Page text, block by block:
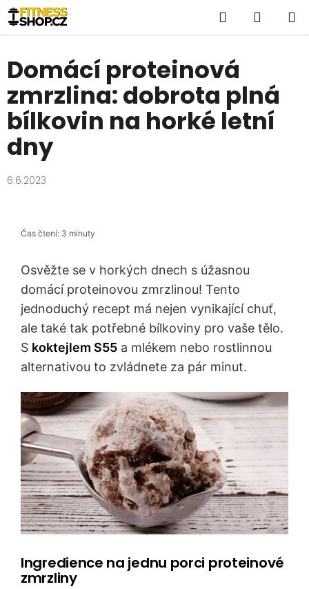
Přejít
na
obsah
Hledat
KOŠÍK
Domácí proteinová
zmrzlina: dobrota plná
bílkovin na horké letní
dny
6.6.2023
Čas čtení: 3 minuty
Osvěžte se v horkých dnech s úžasnou
domácí proteinovou zmrzlinou! Tento
jednoduchý recept má nejen vynikající chuť,
ale také tak potřebné bílkoviny pro vaše tělo.
S koktejlem S55 a mlékem nebo rostlinnou
alternativou to zvládnete za pár minut.
Ingredience na jednu porci proteinové
zmrzliny